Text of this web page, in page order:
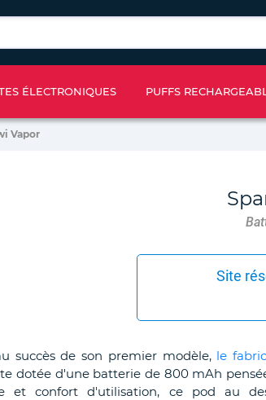
ÉLECTRONIQUES PUFFS
Vapor
Site
succès de son premier modèle, le
dotée d'une batterie de 800 mAh
et confort d'utilisation, ce pod au